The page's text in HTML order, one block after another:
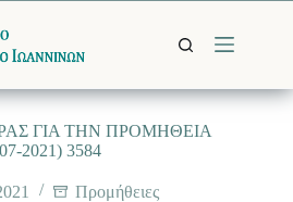
ΓΙΑ ΤΗΝ ΠΡΟΜΗΘΕΙΑ
2021) 3584
Προμήθειες